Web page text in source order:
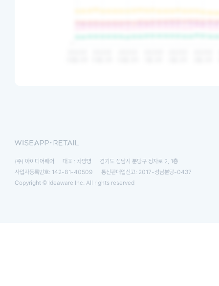
(주) 아이디어웨어 대표 : 차양명
경기도 성남시 분당구 정자로 2, 1층
사업자등록번호: 142-81-40509
통신판매업신고: 2017-성남분당-0437
Copyright © Ideaware Inc. All rights reserved